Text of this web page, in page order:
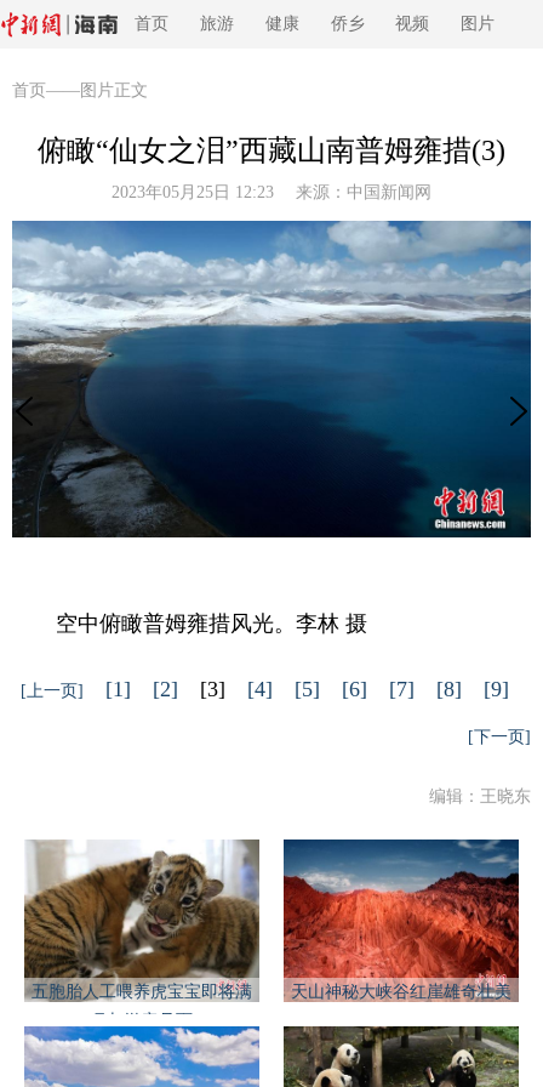
首页 旅游 健康 侨乡 视频 图片
首页 ——图片正文
俯瞰“仙女之泪”西藏山南普姆雍措(3)
2023年05月25日 12:23 来源： 中国新闻网
空中俯瞰普姆雍措风光。李林 摄
[上一页] [1] [2] [3] [4] [5] [6] [7] [8] [9]
[下一页]
编辑：王晓东
五胞胎人工喂养虎宝宝即将满
天山神秘大峡谷红崖雄奇壮美